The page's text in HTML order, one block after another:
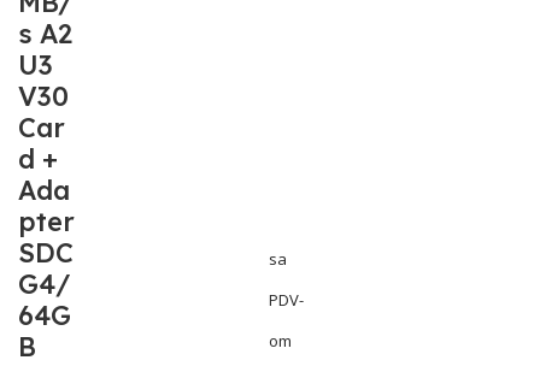
s A2
U3
V30
Car
d +
Ada
pter
SDC
G4/
64G
B
sa
PDV-
om